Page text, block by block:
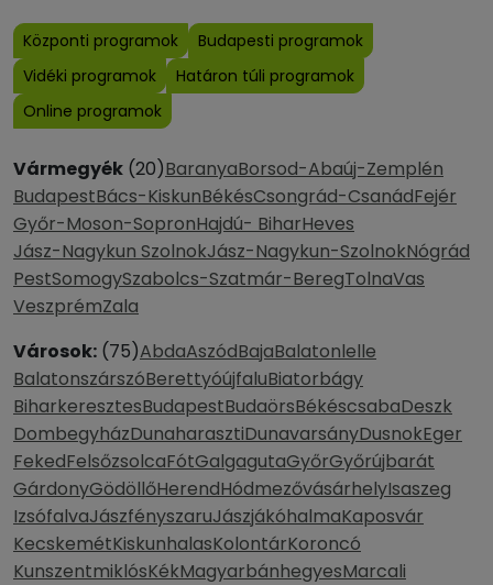
Központi programok
Budapesti programok
Vidéki programok
Határon túli programok
Online programok
Vármegyék (20)BaranyaBorsod-Abaúj-Zemplén
BudapestBács-KiskunBékésCsongrád-CsanádFejér
Győr-Moson-SopronHajdú- BiharHeves
Jász-Nagykun SzolnokJász-Nagykun-SzolnokNógrád
PestSomogySzabolcs-Szatmár-BeregTolnaVas
VeszprémZala
Városok: (75)AbdaAszódBajaBalatonlelle
BalatonszárszóBerettyóújfaluBiatorbágy
BiharkeresztesBudapestBudaörsBékéscsabaDeszk
DombegyházDunaharasztiDunavarsányDusnokEger
FekedFelsőzsolcaFótGalgagutaGyőrGyőrújbarát
GárdonyGödöllőHerendHódmezővásárhelyIsaszeg
IzsófalvaJászfényszaruJászjákóhalmaKaposvár
KecskemétKiskunhalasKolontárKoroncó
KunszentmiklósKékMagyarbánhegyesMarcali